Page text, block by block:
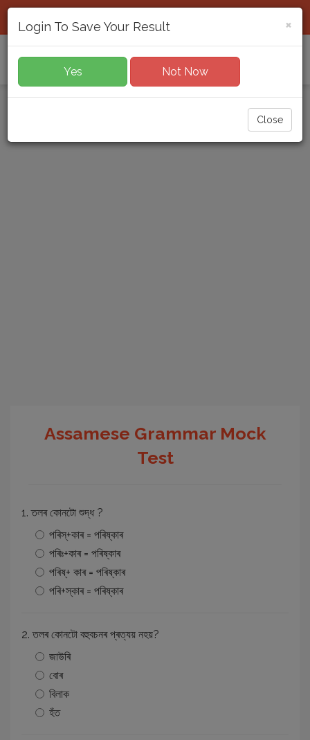
Assamese Grammar Mock
Test
1. তলৰ কোনটো শুদ্ধ ?
পৰিস্+কাৰ = পৰিষ্কাৰ
পৰিঃ+কাৰ = পৰিষ্কাৰ
পৰিষ্+ কাৰ = পৰিষ্কাৰ
পৰি+স্কাৰ = পৰিষ্কাৰ
2. তলৰ কোনটো বহুবচনৰ প্ৰত্যয় নহয়?
জাউৰি
বোৰ
বিলাক
হঁত
×
Login To Save Your Result
Yes Not Now
Close